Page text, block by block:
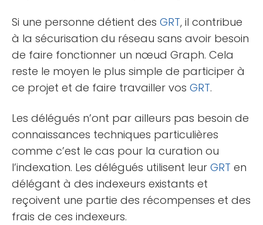
Si une personne détient des GRT, il contribue
à la sécurisation du réseau sans avoir besoin
de faire fonctionner un nœud Graph. Cela
reste le moyen le plus simple de participer à
ce projet et de faire travailler vos GRT.
Les délégués n’ont par ailleurs pas besoin de
connaissances techniques particulières
comme c’est le cas pour la curation ou
l’indexation. Les délégués utilisent leur GRT en
délégant à des indexeurs existants et
reçoivent une partie des récompenses et des
frais de ces indexeurs.